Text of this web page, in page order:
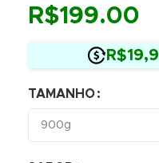
R$199.00
TAMANHO